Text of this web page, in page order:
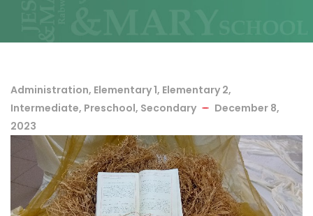
Administration, Elementary 1, Elementary 2,
Intermediate, Preschool, Secondary
December 8,
2023